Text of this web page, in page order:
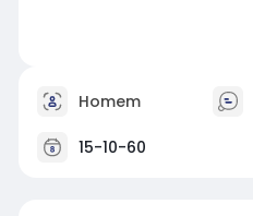
Homem
15-10-60